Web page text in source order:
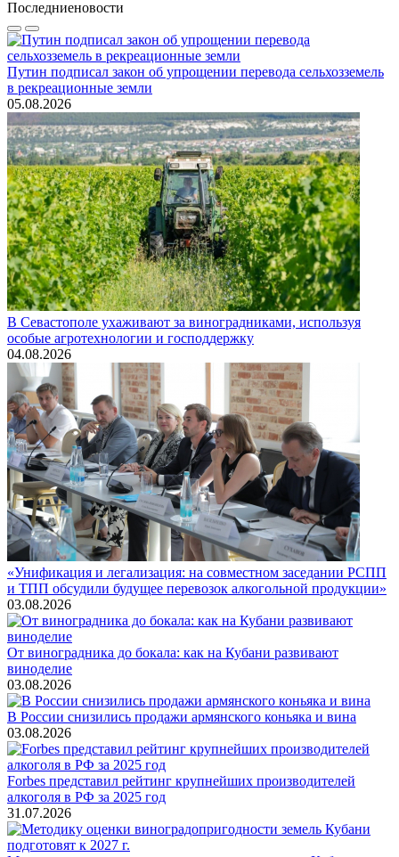
Последниеновости
Путин подписал закон об упрощении перевода сельхозземель
в рекреационные земли
05.08.2026
В Севастополе ухаживают за виноградниками, используя
особые агротехнологии и господдержку
04.08.2026
«Унификация и легализация: на совместном заседании РСПП
и ТПП обсудили будущее перевозок алкогольной продукции»
03.08.2026
От виноградника до бокала: как на Кубани развивают
виноделие
03.08.2026
В России снизились продажи армянского коньяка и вина
03.08.2026
Forbes представил рейтинг крупнейших производителей
алкоголя в РФ за 2025 год
31.07.2026